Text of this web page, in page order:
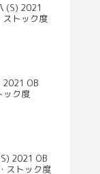
(S) 2021
ストック度
2021 OB
ック度
2021 OB
ストック度